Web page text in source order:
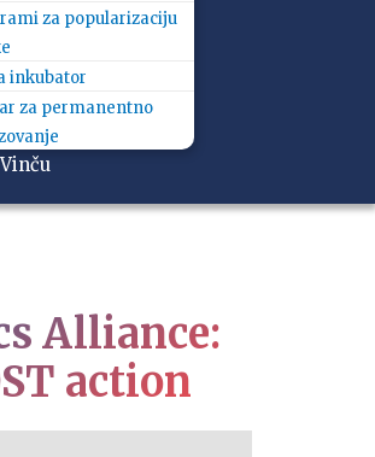
za popularizaciju
inkubator
za permanentno
Alliance:
action